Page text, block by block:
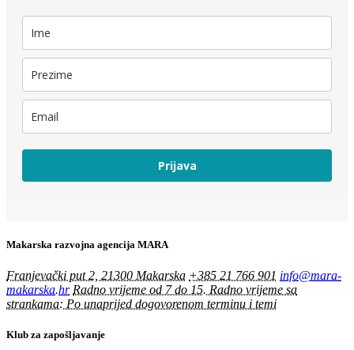
Prijava
Makarska razvojna agencija MARA
Franjevački put 2, 21300 Makarska +385 21 766 901 info@mara-
makarska.hr Radno vrijeme od 7 do 15. Radno vrijeme sa
strankama: Po unaprijed dogovorenom terminu i temi
Klub za zapošljavanje